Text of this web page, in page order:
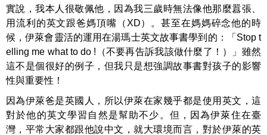
實說，我本人很敬佩他，因為我三歲時無法像他那麼囂張、
用流利的英文跟爸媽頂嘴（XD）。甚至在媽媽碎念他的時
候，伊萊會靈活的運用在湯瑪士英文故事書學到的：「Stop t
elling me what to do !（不要再告訴我該做什麼了！）」雖然
這不是個很好的例子，但我只是想強調故事書對孩子的影響
性與重要性！
因為伊萊爸是英國人，所以伊萊在家幾乎都是使用英文，這
對於他的英文學習自然是幫助不少。但，因為伊萊住在臺
灣，平常大家都跟他說中文，就大環境而言，對於伊萊的英